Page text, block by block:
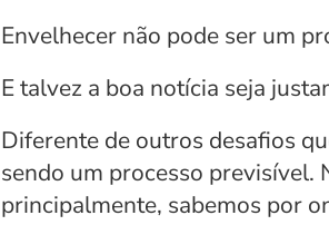
Envelhecer não pode ser um
E talvez a boa notícia seja
Diferente de outros desafios
sendo um processo previsível.
principalmente, sabemos por